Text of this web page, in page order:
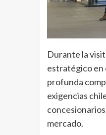
Durante la
estratégico en
profunda
exigencias
mercado.